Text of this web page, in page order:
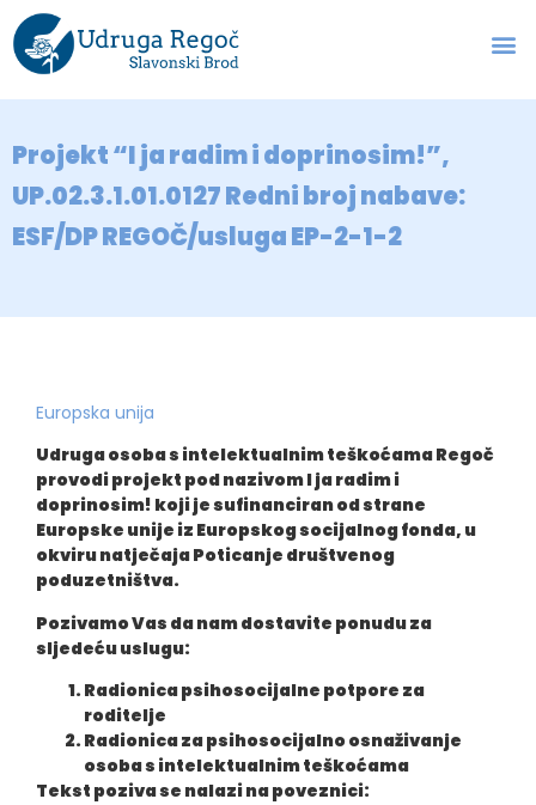
Projekt “I ja radim i doprinosim!”,
UP.02.3.1.01.0127 Redni broj nabave:
ESF/DP REGOČ/usluga EP-2-1-2
Europska unija
Udruga osoba s intelektualnim teškoćama Regoč
provodi projekt pod nazivom I ja radim i
doprinosim! koji je sufinanciran od strane
Europske unije iz Europskog socijalnog fonda, u
okviru natječaja Poticanje društvenog
poduzetništva.
Pozivamo Vas da nam dostavite ponudu za
sljedeću uslugu:
Radionica psihosocijalne potpore za
roditelje
Radionica za psihosocijalno osnaživanje
osoba s intelektualnim teškoćama
Tekst poziva se nalazi na poveznici: